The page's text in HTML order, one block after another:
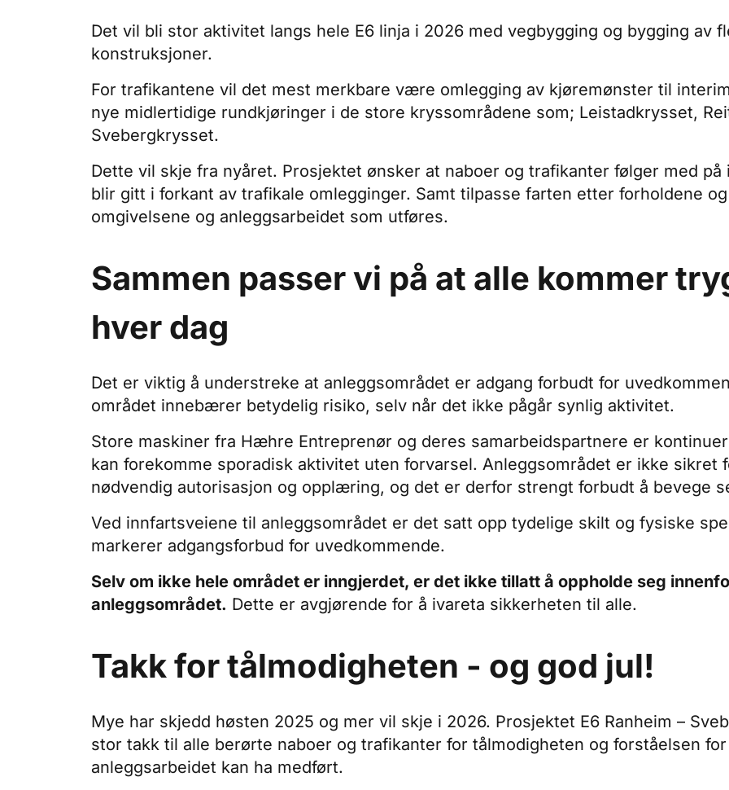
Det vil bli stor aktivitet langs hele E6 linja i 2026 med vegbygging og bygging av
konstruksjoner.
For trafikantene vil det mest merkbare være omlegging av kjøremønster til
nye midlertidige rundkjøringer i de store kryssområdene som; Leistadkrysset,
Svebergkrysset.
Dette vil skje fra nyåret. Prosjektet ønsker at naboer og trafikanter følger med på
blir gitt i forkant av trafikale omlegginger. Samt tilpasse farten etter forholdene
omgivelsene og anleggsarbeidet som utføres.
Sammen passer vi på at alle kommer
hver dag
Det er viktig å understreke at anleggsområdet er adgang forbudt for
området innebærer betydelig risiko, selv når det ikke pågår synlig aktivitet.
Store maskiner fra Hæhre Entreprenør og deres samarbeidspartnere er
kan forekomme sporadisk aktivitet uten forvarsel. Anleggsområdet er ikke sikret
nødvendig autorisasjon og opplæring, og det er derfor strengt forbudt å bevege
Ved innfartsveiene til anleggsområdet er det satt opp tydelige skilt og fysiske
markerer adgangsforbud for uvedkommende.
Selv om ikke hele området er inngjerdet, er det ikke tillatt å oppholde seg
anleggsområdet. Dette er avgjørende for å ivareta sikkerheten til alle.
Takk for tålmodigheten - og god jul!
Mye har skjedd høsten 2025 og mer vil skje i 2026. Prosjektet E6 Ranheim –
stor takk til alle berørte naboer og trafikanter for tålmodigheten og forståelsen
anleggsarbeidet kan ha medført.